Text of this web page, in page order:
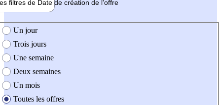
filtres de Date de création de l'offre
création de l'offre
Un jour
Trois jours
Une semaine
Deux semaines
Un mois
Toutes les offres